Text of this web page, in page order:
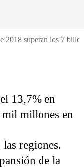
2018 superan los 7
13,7% en
millones en
las regiones.
de la